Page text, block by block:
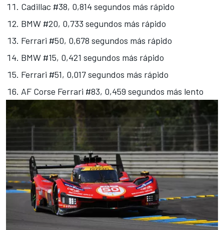
Cadillac #38, 0,814 segundos más rápido
BMW #20, 0,733 segundos más rápido
Ferrari #50, 0,678 segundos más rápido
BMW #15, 0,421 segundos más rápido
Ferrari #51, 0,017 segundos más rápido
AF Corse Ferrari #83, 0,459 segundos más lento